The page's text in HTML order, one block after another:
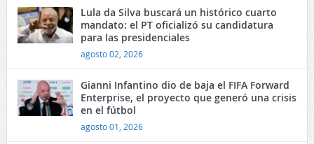
Lula da Silva buscará un histórico cuarto
mandato: el PT oficializó su candidatura
para las presidenciales
agosto 02, 2026
Gianni Infantino dio de baja el FIFA Forward
Enterprise, el proyecto que generó una crisis
en el fútbol
agosto 01, 2026